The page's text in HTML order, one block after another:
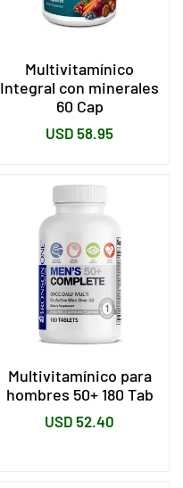
Multivitamínico
Integral con minerales
60 Cap
Precio
USD 58.95
Multivitamínico para
hombres 50+ 180 Tab
Precio
USD 52.40